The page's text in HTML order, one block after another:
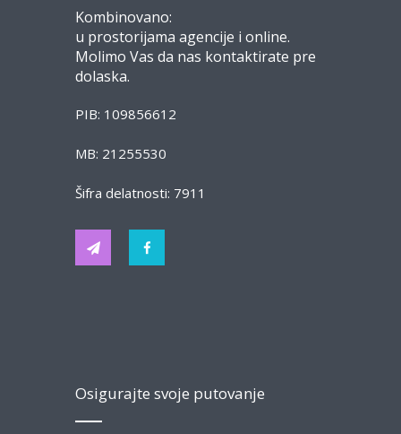
Kombinovano:
u prostorijama agencije i online.
Molimo Vas da nas kontaktirate pre
dolaska.
PIB: 109856612
MB: 21255530
Šifra delatnosti: 7911
Osigurajte svoje putovanje